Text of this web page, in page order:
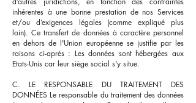
inhérentes à une bonne prestation de nos Services
et/ou d’exigences légales (comme expliqué plus
loin). Ce transfert de données à caractère personnel
en dehors de l'Union européenne se justifie par les
raisons ci-après : Les données sont hébergées aux
Etats-Unis car leur siège social s'y situe.
C. LE RESPONSABLE DU TRAITEMENT DES
DONNÉES Le responsable du traitement des données